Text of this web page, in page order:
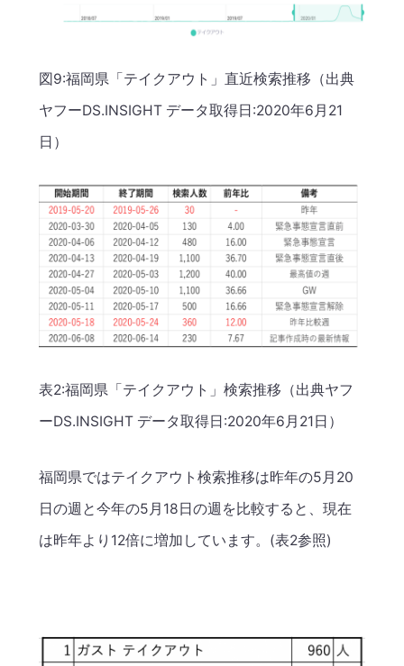
図9:福岡県「テイクアウト」直近検索推移（出典
ヤフーDS.INSIGHT データ取得日:2020年6月21
日）
表2:福岡県「テイクアウト」検索推移（出典ヤフ
ーDS.INSIGHT データ取得日:2020年6月21日）
福岡県ではテイクアウト検索推移は昨年の5月20
日の週と今年の5月18日の週を比較すると、現在
は昨年より12倍に増加しています。(表2参照)